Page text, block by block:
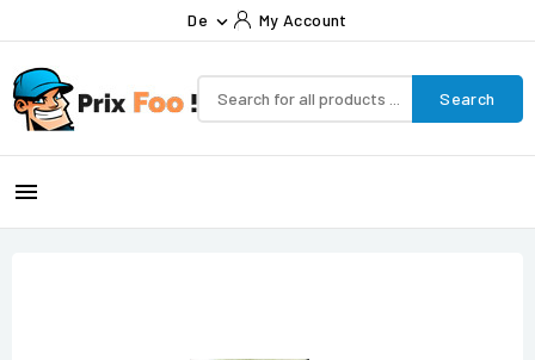
De  My Account
Search
